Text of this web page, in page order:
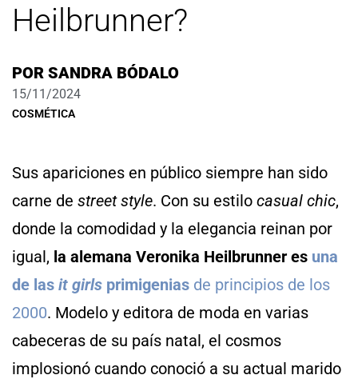
Heilbrunner?
POR SANDRA BÓDALO
15/11/2024
COSMÉTICA
Sus apariciones en público siempre han sido
carne de street style. Con su estilo casual chic,
donde la comodidad y la elegancia reinan por
igual, la alemana Veronika Heilbrunner es una
de las it girls primigenias de principios de los
2000. Modelo y editora de moda en varias
cabeceras de su país natal, el cosmos
implosionó cuando conoció a su actual marido